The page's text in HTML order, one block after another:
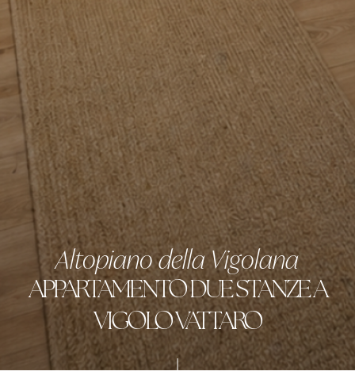
Altopiano della Vigolana
APPARTAMENTO DUE STANZE A
VIGOLO VATTARO